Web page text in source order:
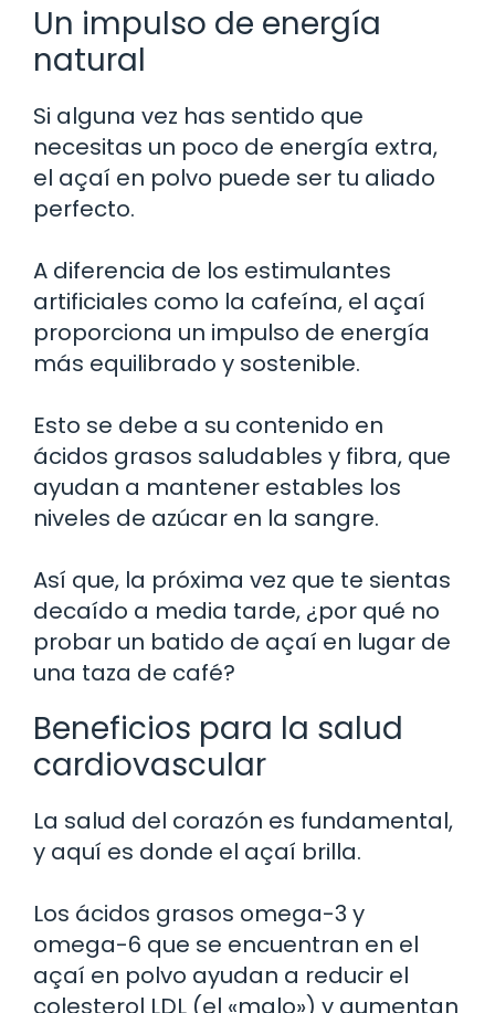
Un impulso de energía
natural
Si alguna vez has sentido que
necesitas un poco de energía extra,
el açaí en polvo puede ser tu aliado
perfecto.
A diferencia de los estimulantes
artificiales como la cafeína, el açaí
proporciona un impulso de energía
más equilibrado y sostenible.
Esto se debe a su contenido en
ácidos grasos saludables y fibra, que
ayudan a mantener estables los
niveles de azúcar en la sangre.
Así que, la próxima vez que te sientas
decaído a media tarde, ¿por qué no
probar un batido de açaí en lugar de
una taza de café?
Beneficios para la salud
cardiovascular
La salud del corazón es fundamental,
y aquí es donde el açaí brilla.
Los ácidos grasos omega-3 y
omega-6 que se encuentran en el
açaí en polvo ayudan a reducir el
colesterol LDL (el «malo») y aumentan